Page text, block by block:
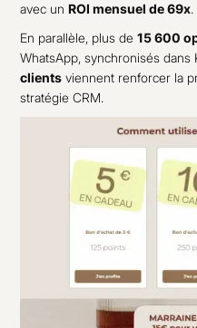
avec unROI mensuel de 69x.
En parallèle, plus de15 600
WhatsApp, synchronisés
clients viennent renforcer la
stratégie CRM.